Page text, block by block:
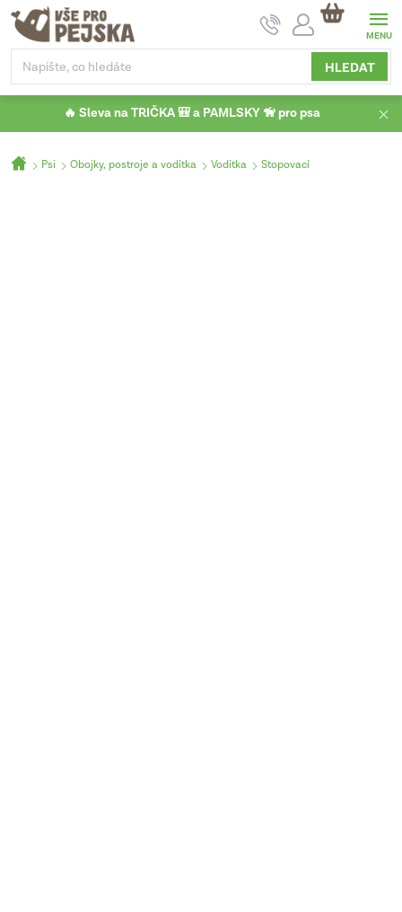
Přejít
obsah
HLEDAT
NÁKUPNÍ
KOŠÍK
🔥 Sleva na TRIČKA 🎒 a PAMLSKY 🦮 pro psa
Domů
Psi Obojky, postroje a vodítka Vodítka Stopovací